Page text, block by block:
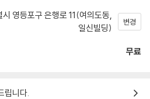
시 영등포구 은행로 11(여의도동,
일신빌딩)
변경
무료
립니다.